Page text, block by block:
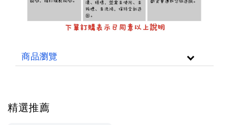
商品瀏覽
精選推薦